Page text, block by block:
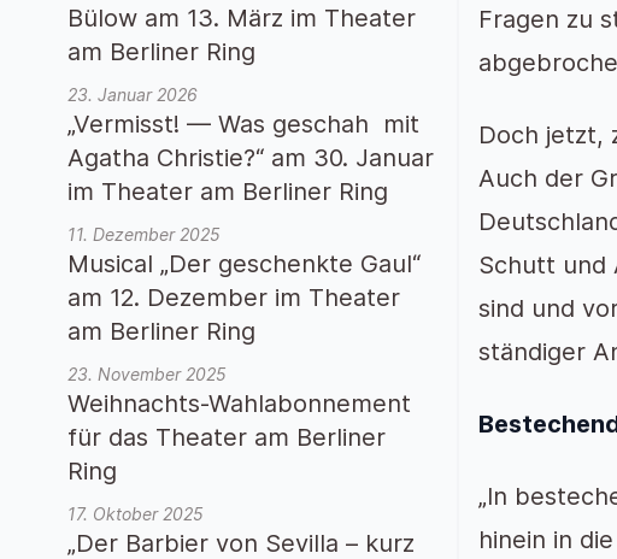
Fragen zu
Doch jetzt,
Auch der
Schutt und
sind und
ständiger
„In
hinein in
Bülow am 13. März im Theater
am Berliner Ring
23. Januar 2026
„Vermisst! — Was geschah mit
Agatha Christie?“ am 30. Januar
im Theater am Berliner Ring
11. Dezember 2025
Musical „Der geschenkte Gaul“
am 12. Dezember im Theater
am Berliner Ring
23. November 2025
Weihnachts-Wahlabonnement
für das Theater am Berliner
Ring
17. Oktober 2025
„Der Barbier von Sevilla – kurz